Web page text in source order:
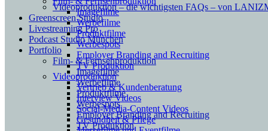
Imagefilme
Werbefilme
Produktfilme
Werbespots
Employer Branding and Recruiting
TV Produktion
Videoproduktion
Vertrieb & Kundenberatung
Interview Videos
Social-Media-Content Videos
Gesundheit & Pflege
Videoproduktion – die wichtigsten FAQs – von
Greenscreen Studio
Livestreaming Pro
Podcast Studio München
Portfolio
Film- & Fernsehproduktion
Imagefilme
Werbefilme
Produktfilme
Werbespots
Employer Branding and Recruiting
TV Produktion